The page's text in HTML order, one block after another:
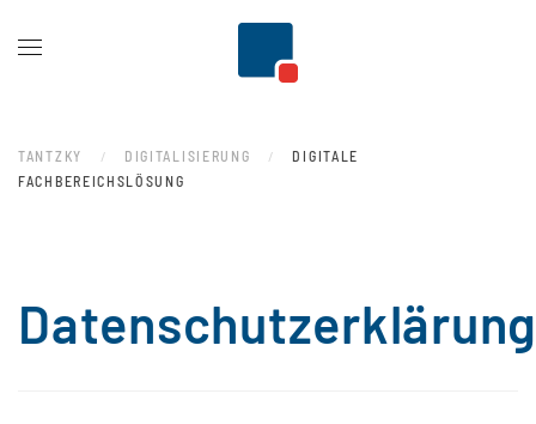
TANTZKY DIGITALISIERUNG
DIGITALE
FACHBEREICHSLÖSUNG
Datenschutzerklärung